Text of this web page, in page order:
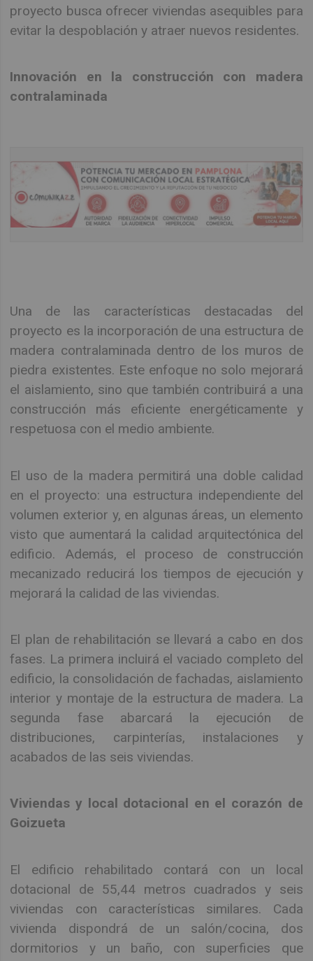
proyecto busca ofrecer viviendas asequibles para
evitar la despoblación y atraer nuevos residentes.
Innovación en la construcción con madera
contralaminada
Una de las características destacadas del
proyecto es la incorporación de una estructura de
madera contralaminada dentro de los muros de
piedra existentes. Este enfoque no solo mejorará
el aislamiento, sino que también contribuirá a una
construcción más eficiente energéticamente y
respetuosa con el medio ambiente.
El uso de la madera permitirá una doble calidad
en el proyecto: una estructura independiente del
volumen exterior y, en algunas áreas, un elemento
visto que aumentará la calidad arquitectónica del
edificio. Además, el proceso de construcción
mecanizado reducirá los tiempos de ejecución y
mejorará la calidad de las viviendas.
El plan de rehabilitación se llevará a cabo en dos
fases. La primera incluirá el vaciado completo del
edificio, la consolidación de fachadas, aislamiento
interior y montaje de la estructura de madera. La
segunda fase abarcará la ejecución de
distribuciones, carpinterías, instalaciones y
acabados de las seis viviendas.
Viviendas y local dotacional en el corazón de
Goizueta
El edificio rehabilitado contará con un local
dotacional de 55,44 metros cuadrados y seis
viviendas con características similares. Cada
vivienda dispondrá de un salón/cocina, dos
dormitorios y un baño, con superficies que